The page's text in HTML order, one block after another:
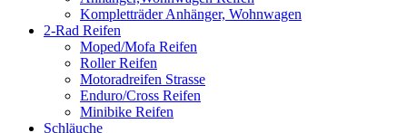
Kompletträder Anhänger, Wohnwagen
2-Rad Reifen
Moped/Mofa Reifen
Roller Reifen
Motoradreifen Strasse
Enduro/Cross Reifen
Minibike Reifen
Schläuche